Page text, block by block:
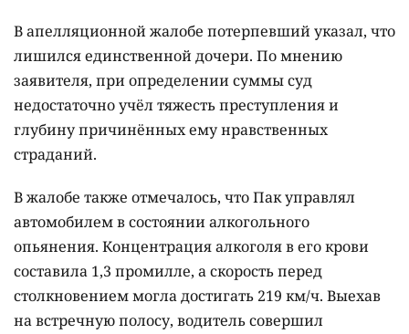
В апелляционной жалобе потерпевший указал, что
лишился единственной дочери. По мнению
заявителя, при определении суммы суд
недостаточно учёл тяжесть преступления и
глубину причинённых ему нравственных
страданий.
В жалобе также отмечалось, что Пак управлял
автомобилем в состоянии алкогольного
опьянения. Концентрация алкоголя в его крови
составила 1,3 промилле, а скорость перед
столкновением могла достигать 219 км/ч. Выехав
на встречную полосу, водитель совершил